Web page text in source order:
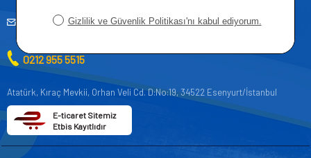
musteridestek@goodyearotoaksesuar.com.tr
0212 955 5515
Atatürk, Kıraç Mevkii, Orhan Veli Cd. D:No:19, 34522 Esenyurt/İstanbul
E-ticaret Sitemiz
Etbis Kayıtlıdır